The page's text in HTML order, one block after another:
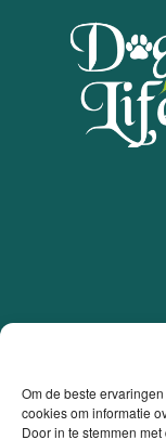
Om de beste
cookies om informatie
Door in te stemmen